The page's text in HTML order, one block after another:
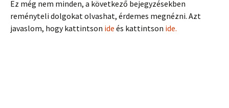
Ez még nem minden, a következő bejegyzésekben
reményteli dolgokat olvashat, érdemes megnézni. Azt
javaslom, hogy kattintson ide és kattintson ide.